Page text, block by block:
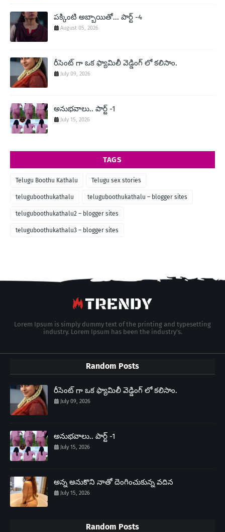
పక్కింటి అబ్బాయితో... పార్ట్ -4
August 05, 2026
రీసెంట్ గా ఒక ఫ్యామిలీ వెడ్డింగ్ లో కలిసాం.
July 09, 2026
అనుభవాలు.. పార్ట్ -1
July 15, 2026
TAGS
Telugu Boothu Kathalu Telugu sex stories
teluguboothukathalu teluguboothukathalu – blogger sites
teluguboothukathalu2 – blogger sites
teluguboothukathalu3 – blogger sites
Lorem Ipsum is simply dummy text of the printing and typesetting
industry. Lorem Ipsum has been the industry's.
Random Posts
రీసెంట్ గా ఒక ఫ్యామిలీ వెడ్డింగ్ లో కలిసాం.
July 09, 2026
అనుభవాలు.. పార్ట్ -1
July 15, 2026
అన్న అనుకొని నాతో దెంగించుకున్న వదిన
July 15, 2026
Random Posts